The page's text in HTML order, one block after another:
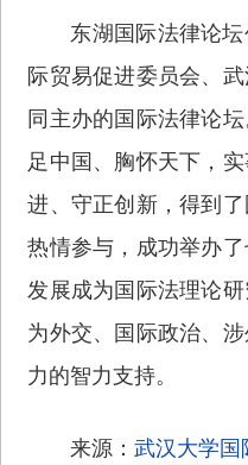
东湖国际法律论
际贸易促进委员会、
同主办的国际法律论
足中国、胸怀天下，
进、守正创新，得到
热情参与，成功举办
发展成为国际法理论
为外交、国际政治、
力的智力支持。
来源：武汉大学国